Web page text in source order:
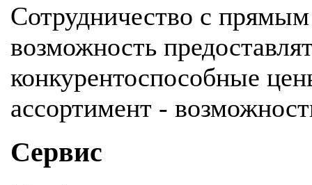
Сотрудничество с
возможность
конкурентоспособные
ассортимент -
Сервис